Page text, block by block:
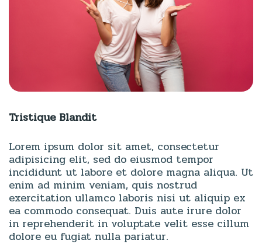
Tristique Blandit
Lorem ipsum dolor sit amet, consectetur
adipisicing elit, sed do eiusmod tempor
incididunt ut labore et dolore magna aliqua. Ut
enim ad minim veniam, quis nostrud
exercitation ullamco laboris nisi ut aliquip ex
ea commodo consequat. Duis aute irure dolor
in reprehenderit in voluptate velit esse cillum
dolore eu fugiat nulla pariatur.